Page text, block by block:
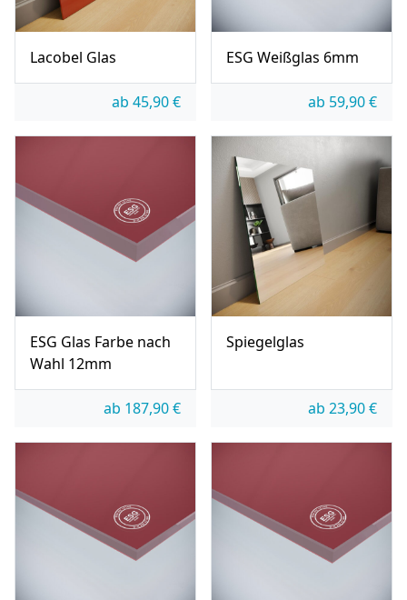
Lacobel Glas
ab 45,90€
ESG Weißglas 6mm
ab 59,90€
ESG Glas Farbe nach
Wahl 12mm
ab 187,90€
Spiegelglas
ab 23,90€